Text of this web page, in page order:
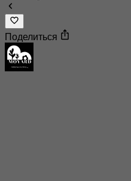
Поделиться